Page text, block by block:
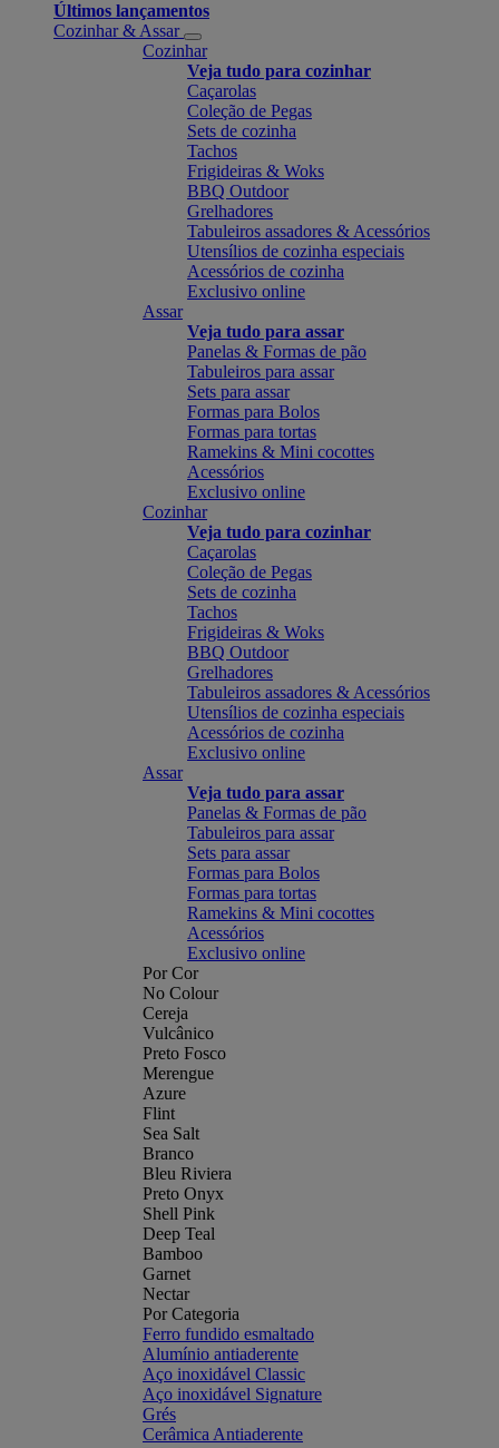
Últimos lançamentos
Cozinhar & Assar
Cozinhar
Veja tudo para cozinhar
Caçarolas
Coleção de Pegas
Sets de cozinha
Tachos
Frigideiras & Woks
BBQ Outdoor
Grelhadores
Tabuleiros assadores & Acessórios
Utensílios de cozinha especiais
Acessórios de cozinha
Exclusivo online
Assar
Veja tudo para assar
Panelas & Formas de pão
Tabuleiros para assar
Sets para assar
Formas para Bolos
Formas para tortas
Ramekins & Mini cocottes
Acessórios
Exclusivo online
Cozinhar
Veja tudo para cozinhar
Caçarolas
Coleção de Pegas
Sets de cozinha
Tachos
Frigideiras & Woks
BBQ Outdoor
Grelhadores
Tabuleiros assadores & Acessórios
Utensílios de cozinha especiais
Acessórios de cozinha
Exclusivo online
Assar
Veja tudo para assar
Panelas & Formas de pão
Tabuleiros para assar
Sets para assar
Formas para Bolos
Formas para tortas
Ramekins & Mini cocottes
Acessórios
Exclusivo online
Por Cor
No Colour
Cereja
Vulcânico
Preto Fosco
Merengue
Azure
Flint
Sea Salt
Branco
Bleu Riviera
Preto Onyx
Shell Pink
Deep Teal
Bamboo
Garnet
Nectar
Por Categoria
Ferro fundido esmaltado
Alumínio antiaderente
Aço inoxidável Classic
Aço inoxidável Signature
Grés
Cerâmica Antiaderente